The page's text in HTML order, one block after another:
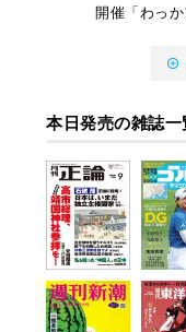
開催「わっ
本日発売の雑誌一